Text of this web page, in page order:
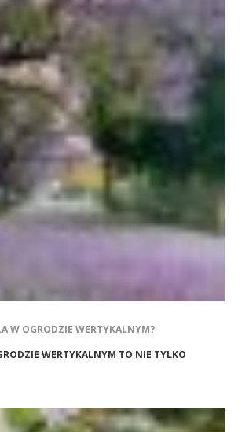
W OGRODZIE WERTYKALNYM?
WERTYKALNYM TO NIE TYLKO